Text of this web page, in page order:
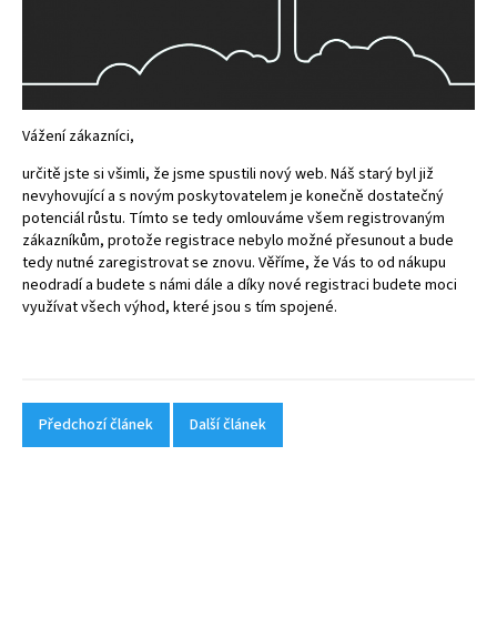
Vážení zákazníci,
určitě jste si všimli, že jsme spustili nový web. Náš starý byl již
nevyhovující a s novým poskytovatelem je konečně dostatečný
potenciál růstu. Tímto se tedy omlouváme všem registrovaným
zákazníkům, protože registrace nebylo možné přesunout a bude
tedy nutné zaregistrovat se znovu. Věříme, že Vás to od nákupu
neodradí a budete s námi dále a díky nové registraci budete moci
využívat všech výhod, které jsou s tím spojené.
Předchozí článek Další článek